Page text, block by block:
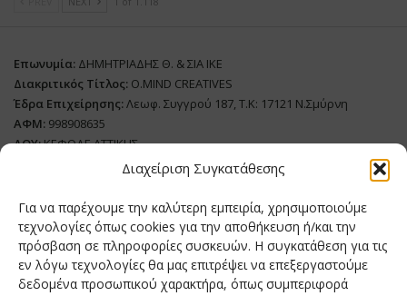
Διαχείριση Συγκατάθεσης
Για να παρέχουμε την καλύτερη εμπειρία, χρησιμοποιούμε
τεχνολογίες όπως cookies για την αποθήκευση ή/και την
πρόσβαση σε πληροφορίες συσκευών. Η συγκατάθεση για τις
εν λόγω τεχνολογίες θα μας επιτρέψει να επεξεργαστούμε
δεδομένα προσωπικού χαρακτήρα, όπως συμπεριφορά
Επωνυμία: ΔΗΜΗΤΡΙΑΔΗΣ Θ. & ΣΙΑ ΙΚΕ
Διακριτικός Τίτλος: O.MIND CREATIVES
Έδρα Επιχείρησης:Λεωφ. Συγγρού 187, Τ.Κ: 17121 Ν.Σμύρνη
ΑΦΜ: 998908635
ΔΟΥ:ΚΕΦΟΔΕ ΑΤΤΙΚΗΣ
Όνομα Ιδιοκτήτη και Νόμιμο Πρόσωπο: Θεόδωρος Δημητριάδης
Διευθυντής Σύνταξης:Ευθυμιάτου Μαίρη
Domain:grillmagazine.gr
Δικαιούχος Domain:Θεόδωρος Δημητριάδης
Διευθυντής:Θεόδωρος Δημητριάδης
Διαχειριστής:Θεόδωρος Δημητριάδης